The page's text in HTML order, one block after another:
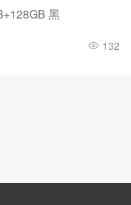
黑
132